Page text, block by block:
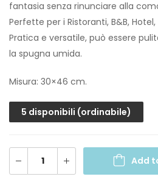
fantasia senza rinunciare alla
Perfette per i Ristoranti, B&B,
Pratica e versatile, può essere
la spugna umida.
Misura: 30×46 cm.
5 disponibili (ordinabile)
Add